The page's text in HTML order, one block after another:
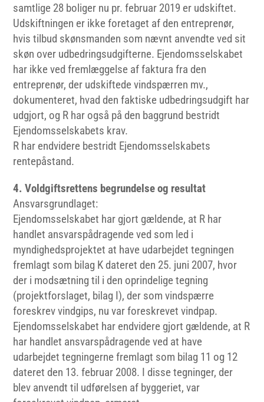
samtlige 28 boliger nu pr. februar 2019 er udskiftet.
Udskiftningen er ikke foretaget af den entreprenør,
hvis tilbud skønsmanden som nævnt anvendte ved sit
skøn over udbedringsudgifterne. Ejendomsselskabet
har ikke ved fremlæggelse af faktura fra den
entreprenør, der udskiftede vindspærren mv.,
dokumenteret, hvad den faktiske udbedringsudgift har
udgjort, og R har også på den baggrund bestridt
Ejendomsselskabets krav.
R har endvidere bestridt Ejendomsselskabets
rentepåstand.
4. Voldgiftsrettens begrundelse og resultat
Ansvarsgrundlaget:
Ejendomsselskabet har gjort gældende, at R har
handlet ansvarspådragende ved som led i
myndighedsprojektet at have udarbejdet tegningen
fremlagt som bilag K dateret den 25. juni 2007, hvor
der i modsætning til i den oprindelige tegning
(projektforslaget, bilag I), der som vindspærre
foreskrev vindgips, nu var foreskrevet vindpap.
Ejendomsselskabet har endvidere gjort gældende, at R
har handlet ansvarspådragende ved at have
udarbejdet tegningerne fremlagt som bilag 11 og 12
dateret den 13. februar 2008. I disse tegninger, der
blev anvendt til udførelsen af byggeriet, var